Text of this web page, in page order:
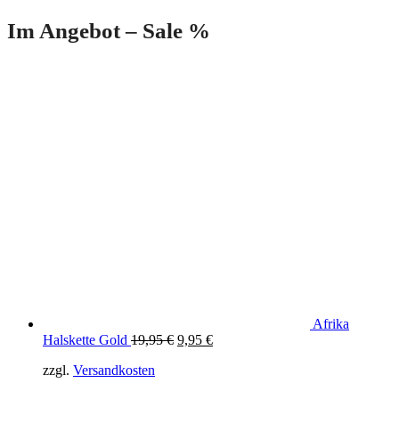
Im Angebot – Sale %
Afrika
Halskette Gold 19,95€ Original
9,95 €Current
zzgl. Versandkosten